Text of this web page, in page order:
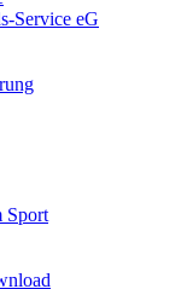
Service eG
Sport